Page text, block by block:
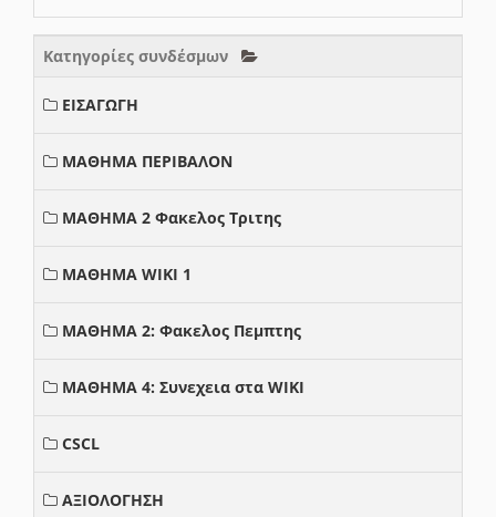
Κατηγορίες συνδέσμων
ΕΙΣΑΓΩΓΗ
ΜΑΘΗΜΑ ΠΕΡΙΒΑΛΟΝ
ΜΑΘΗΜΑ 2 Φακελος Τριτης
ΜΑΘΗΜΑ WIKI 1
ΜΑΘΗΜΑ 2: Φακελος Πεμπτης
ΜΑΘΗΜΑ 4: Συνεχεια στα WIKI
CSCL
ΑΞΙΟΛΟΓΗΣΗ